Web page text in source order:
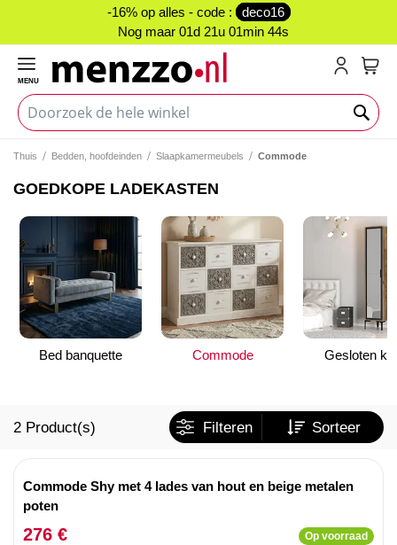
-16% op alles - code :
deco16
Nog maar 01d 21u 01min 44s
MENU
Thuis Bedden, hoofdeinden Slaapkamermeubels Commode
GOEDKOPE LADEKASTEN
Bed banquette Commode Gesloten
2 Product(s) Filteren Sorteer
Commode Shy met 4 lades van hout en beige metalen
poten
276 € Op voorraad